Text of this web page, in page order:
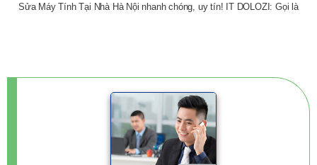
Sửa Máy Tính Tại Nhà Hà Nội nhanh chóng, uy tín! IT DOLOZI: Gọi là